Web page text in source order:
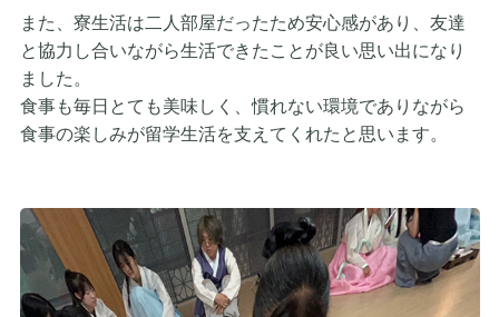
また、寮生活は二人部屋だったため安心感があり、友達
と協力し合いながら生活できたことが良い思い出になり
ました。
食事も毎日とても美味しく、慣れない環境でありながら
食事の楽しみが留学生活を支えてくれたと思います。